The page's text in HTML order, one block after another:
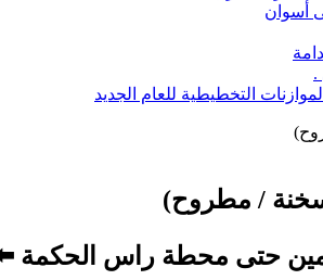
أسوان
.
التخطيطية للعام الجديد
/ مطروح)
حتى محطة راس الحكمة ⬅️